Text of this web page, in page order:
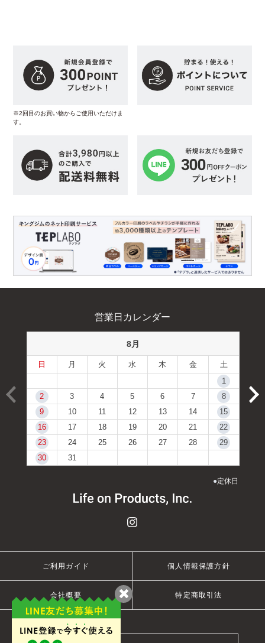
※2回目のお買い物からご使用いただけま
す。
営業日カレンダー
8月
日 月 火 水 木 金
土
1
2
3 4 5 6 7
8
9
10 11 12 13 14
15
16
17 18 19 20 21
22
23
24 25 26 27 28
29
30
31
●定休日
ご利用ガイド 個人情報保護方針
会社概要 特定商取引法